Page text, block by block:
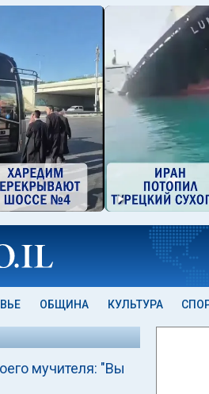
ОБЩИНА КУЛЬТУРА
мучителя: "Вы